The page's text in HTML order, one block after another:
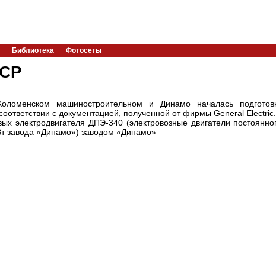
Библиотека Фотосеты
машиностроительном и Динамо началась
с документацией, полученной от фирмы General
электродвигателя ДПЭ-340 (электровозные двигатели
завода «Динамо») заводом «Динамо»